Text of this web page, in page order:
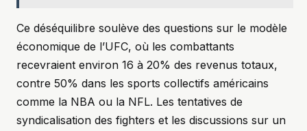
Ce déséquilibre soulève des questions sur le modèle
économique de l’UFC, où les combattants
recevraient environ 16 à 20% des revenus totaux,
contre 50% dans les sports collectifs américains
comme la NBA ou la NFL. Les tentatives de
syndicalisation des fighters et les discussions sur un